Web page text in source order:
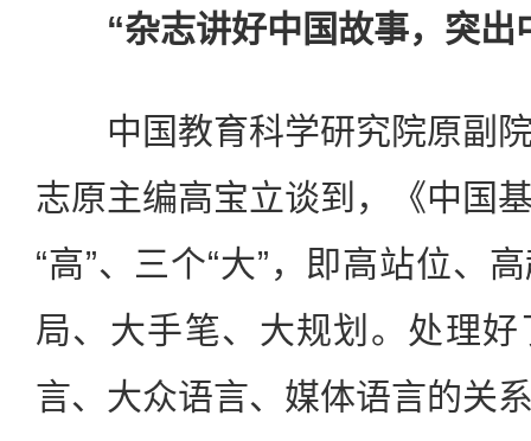
“杂志讲好中国故事，突出
中国教育科学研究院原副院
志原主编高宝立谈到，《中国
“高”、三个“大”，即高站位、
局、大手笔、大规划。处理
言、大众语言、媒体语言的关